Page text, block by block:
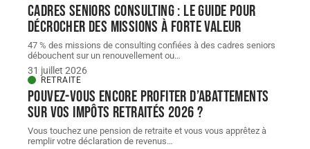
Cadres seniors consulting : le guide pour
décrocher des missions à forte valeur
47 % des missions de consulting confiées à des cadres seniors
débouchent sur un renouvellement ou…
31 juillet 2026
RETRAITE
Pouvez-vous encore profiter d’abattements
sur vos impôts retraités 2026 ?
Vous touchez une pension de retraite et vous vous apprêtez à
remplir votre déclaration de revenus…